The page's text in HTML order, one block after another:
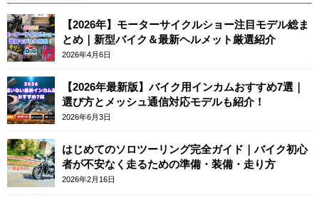
【2026年】モーターサイクルショー注目モデル総ま
とめ｜新型バイク＆最新ヘルメット厳選紹介
2026年4月6日
【2026年最新版】バイク用インカムおすすめ7選｜
選び方とメッシュ通信対応モデルも紹介！
2026年6月3日
はじめてのソロツーリング完全ガイド｜バイク初心
者が不安なく走るための準備・装備・走り方
2026年2月16日